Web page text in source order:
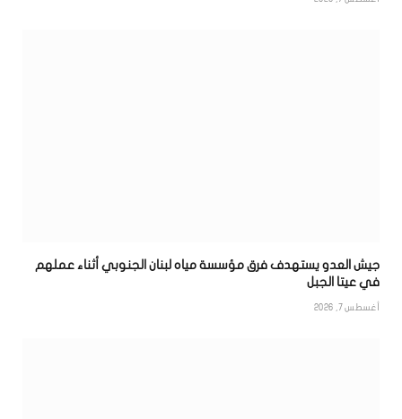
جيش العدو يستهدف فرق مؤسسة مياه لبنان الجنوبي أثناء عملهم
في عيتا الجبل
أغسطس 7, 2026